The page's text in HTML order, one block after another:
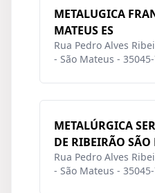
METALUGICA
MATEUS ES
Rua Pedro Alves
- São Mateus -
METALÚRGICA
DE RIBEIRÃO SÃO
Rua Pedro Alves
- São Mateus -